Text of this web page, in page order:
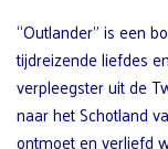
“Outlander” is een
tijdreizende liefdes
verpleegster uit de
naar het Schotland
ontmoet en verliefd